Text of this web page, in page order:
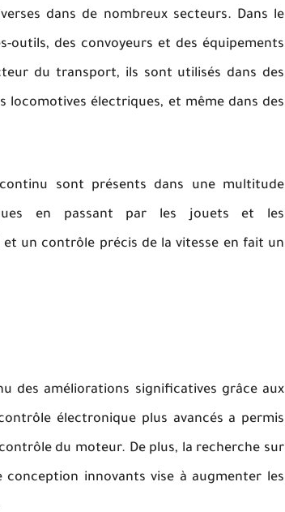
dans de nombreux secteurs. Dans le
outils, des convoyeurs et des équipements
du transport, ils sont utilisés dans des
locomotives électriques, et même dans des
sont présents dans une multitude
en passant par les jouets et les
un contrôle précis de la vitesse en fait un
des améliorations significatives grâce aux
électronique plus avancés a permis
du moteur. De plus, la recherche sur
innovants vise à augmenter les